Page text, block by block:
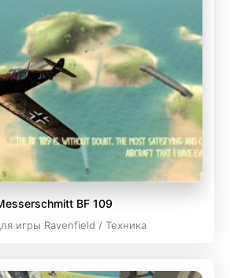
BF 109
игры Ravenfield / Техника